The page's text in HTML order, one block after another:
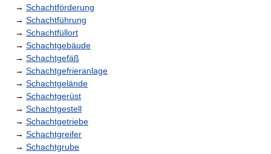
→ Schachtförderung
→ Schachtführung
→ Schachtfüllort
→ Schachtgebäude
→ Schachtgefäß
→ Schachtgefrieranlage
→ Schachtgelände
→ Schachtgerüst
→ Schachtgestell
→ Schachtgetriebe
→ Schachtgreifer
→ Schachtgrube